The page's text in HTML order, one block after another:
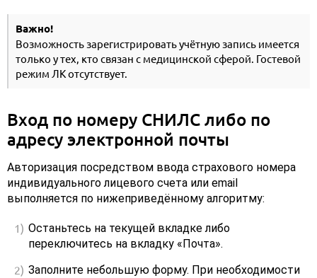
Важно!
Возможность зарегистрировать учётную запись имеется
только у тех, кто связан с медицинской сферой. Гостевой
режим ЛК отсутствует.
Вход по номеру СНИЛС либо по
адресу электронной почты
Авторизация посредством ввода страхового номера
индивидуального лицевого счета или email
выполняется по нижеприведённому алгоритму:
Останьтесь на текущей вкладке либо
переключитесь на вкладку «Почта».
Заполните небольшую форму. При необходимости